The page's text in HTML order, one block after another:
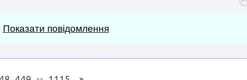
Показати повідомлення